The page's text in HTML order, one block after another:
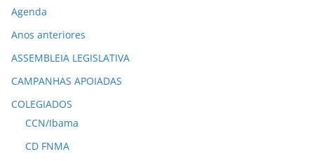
Agenda
Anos anteriores
ASSEMBLEIA LEGISLATIVA
CAMPANHAS APOIADAS
COLEGIADOS
CCN/Ibama
CD FNMA